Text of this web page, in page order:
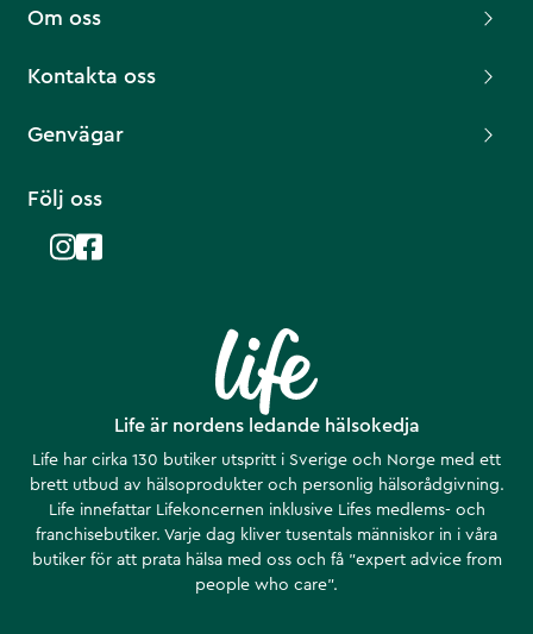
Life är nordens ledande hälsokedja
Life har cirka 130 butiker utspritt i Sverige och Norge med ett
brett utbud av hälsoprodukter och personlig hälsorådgivning.
Life innefattar Lifekoncernen inklusive Lifes medlems- och
franchisebutiker. Varje dag kliver tusentals människor in i våra
butiker för att prata hälsa med oss och få ”expert advice from
people who care”.
Om oss
Kontakta oss
Genvägar
Följ oss